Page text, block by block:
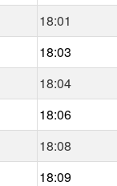
18:01
18:03
18:04
18:06
18:08
18:09